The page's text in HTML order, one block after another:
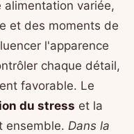
alimentation variée,
et des moments de
l'apparence
chaque détail,
favorable. Le
du stress et la
ensemble. Dans la